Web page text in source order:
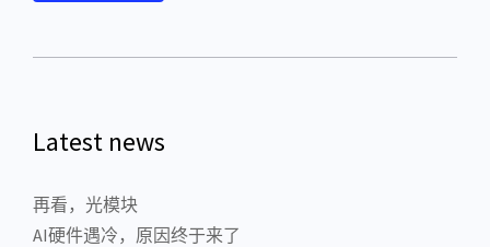
Latest news
再看，光模块
AI硬件遇冷，原因终于来了